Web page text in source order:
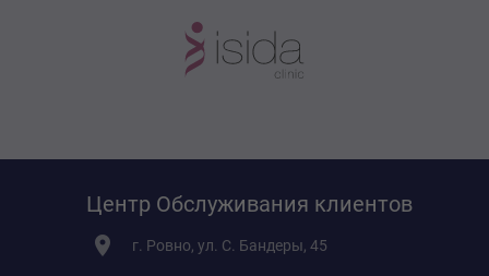
Центр Обслуживания клиентов
г. Ровно, ул. С. Бандеры, 45